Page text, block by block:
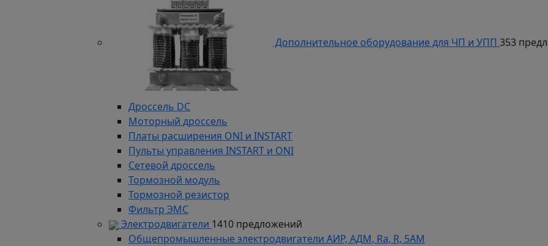
Дополнительное оборудование для ЧП и УПП 353
Дроссель DC
Моторный дроссель
Платы расширения ONI и INSTART
Пульты управления INSTART и ONI
Сетевой дроссель
Тормозной модуль
Тормозной резистор
Фильтр ЭМС
Электродвигатели 1410 предложений
Общепромышленные электродвигатели АИР, АДМ, Ra, R, 5AM